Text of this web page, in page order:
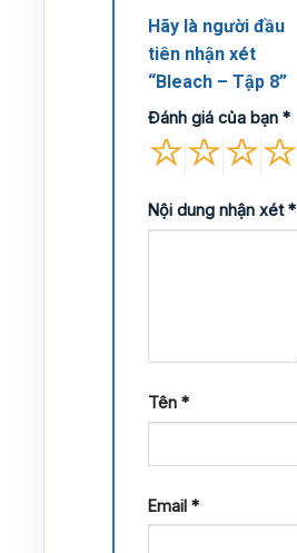
Hãy là người đầu
tiên nhận xét
“Bleach – Tập 8”
Đánh giá của bạn *
Nội dung nhận xét*
Tên *
Email *